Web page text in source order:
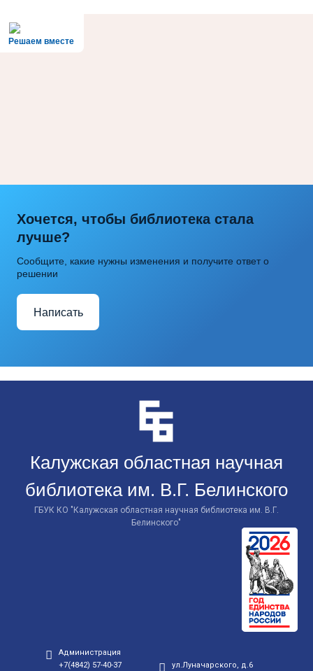
Решаем вместе
Хочется, чтобы библиотека стала
лучше?
Сообщите, какие нужны изменения и получите ответ о
решении
Написать
Калужская областная научная
библиотека им. В.Г. Белинского
ГБУК КО "Калужская областная научная библиотека им. В.Г.
Белинского"
Администрация
+7(4842) 57-40-37
ул.Луначарского, д.6